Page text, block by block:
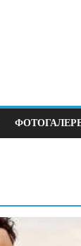
Суспільство
В